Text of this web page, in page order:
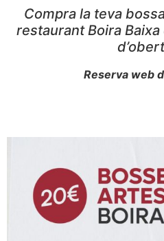
Compra la teva
restaurant Boira
Reserva web